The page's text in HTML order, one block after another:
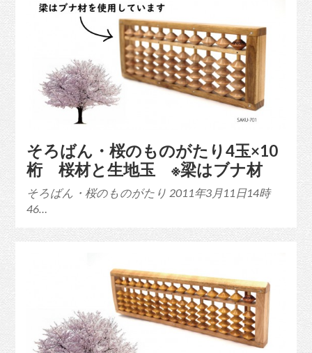
そろばん・桜のものがたり4玉×10
桁 桜材と生地玉 ※梁はブナ材
そろばん・桜のものがたり 2011年3月11日14時
46…